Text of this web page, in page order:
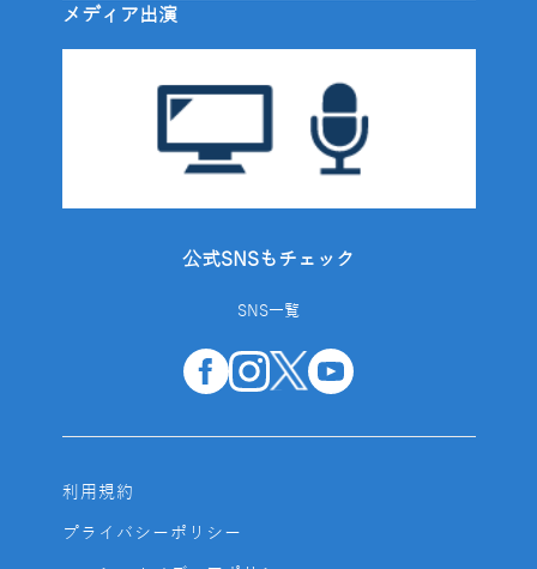
メディア出演
公式SNSもチェック
SNS一覧
利用規約
プライバシーポリシー